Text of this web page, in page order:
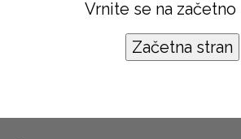
Vrnite se na začetno